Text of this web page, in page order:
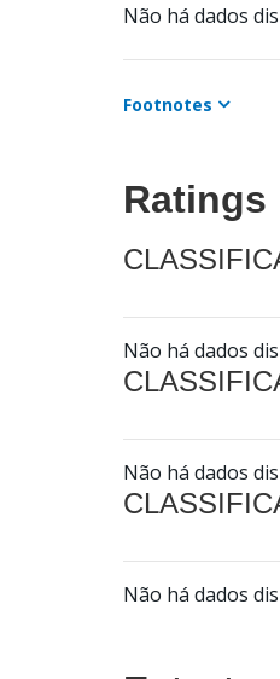
Não há dados
Footnotes
Ratings
Não há dados
Não há dados
Não há dados